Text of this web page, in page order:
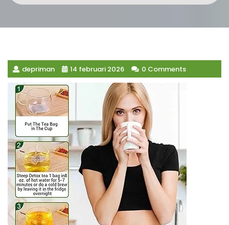
depriman 14 februari 2026 0 Comments